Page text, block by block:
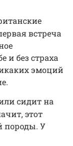
встреча
и без страха
эмоций
сидит на
этот
породы. У